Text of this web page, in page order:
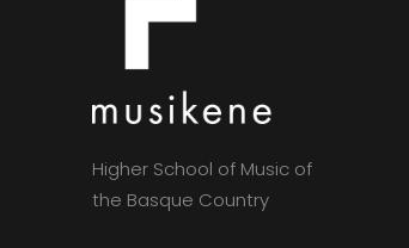
Higher School of Music of
the Basque Country